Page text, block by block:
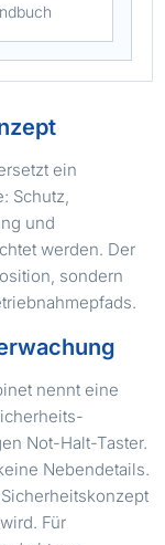
ein
Schutz,
und
werden. Der
sondern
nennt eine
Not-Halt-Taster.
Nebendetails.
Für